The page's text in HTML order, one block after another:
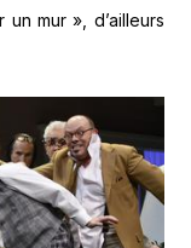
mur », d’ailleurs